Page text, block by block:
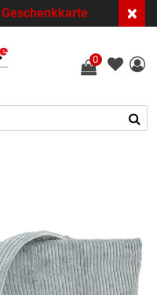
Geschenkkarte ×
0